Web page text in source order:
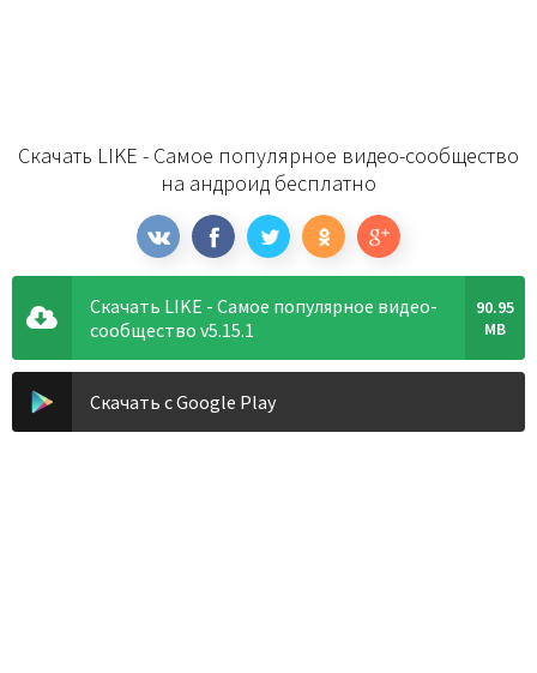
Скачать LIKE - Самое популярное видео-сообщество
на андроид бесплатно
Скачать LIKE - Самое популярное видео-
сообщество v5.15.1
90.95
MB
Скачать с Google Play